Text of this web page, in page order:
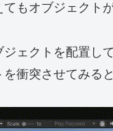
もオブジェクト
ェクトを配置し
衝突させてみると